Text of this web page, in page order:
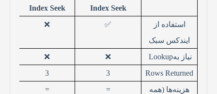
Index Seek
Index Seek
استفاده از
ایندکس سبک
✅
❌
نیاز بهLookup
❌
❌
Rows Returned
3
3
هزینه‌ها (همه
=
=